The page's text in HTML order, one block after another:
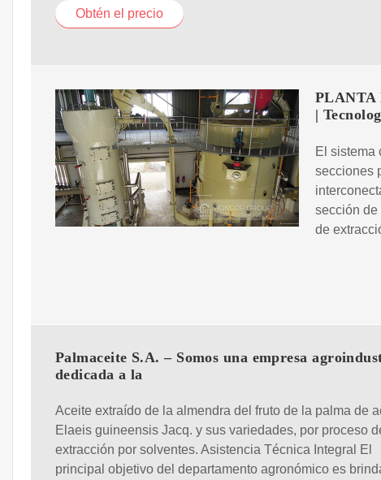
Obtén el precio
PLANTA
|
El sistema
secciones
sección de
de
Palmaceite S.A. – Somos una empresa
dedicada a la
Aceite extraído de la almendra del fruto de la palma de
Elaeis guineensis Jacq. y sus variedades, por proceso
extracción por solventes. Asistencia Técnica Integral El
principal objetivo del departamento agronómico es